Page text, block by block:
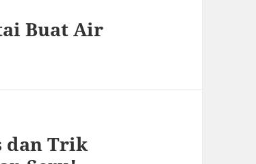
Buat Air
dan Trik